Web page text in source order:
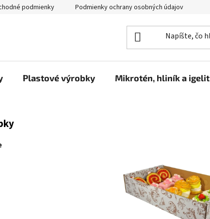
podmienky Podmienky ochrany osobných údajov
Plastové výrobky Mikrotén, hliník a igelit